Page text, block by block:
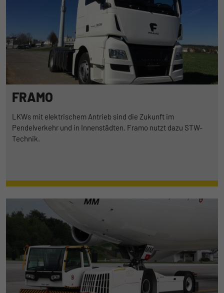
FRAMO
LKWs mit elektrischem Antrieb sind die Zukunft im
Pendelverkehr und in Innenstädten. Framo nutzt dazu STW-
Technik.